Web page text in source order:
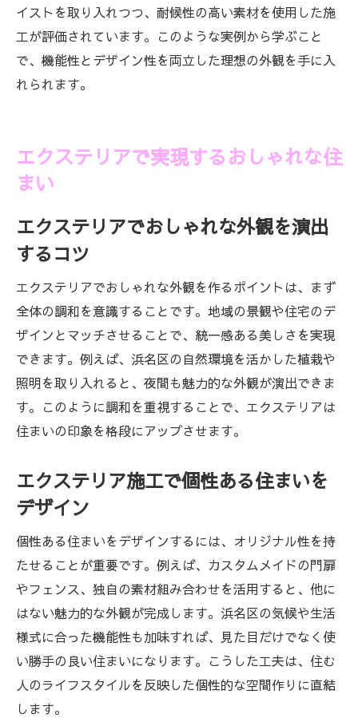
イストを取り入れつつ、耐候性の高い素材を使用した施
工が評価されています。このような実例から学ぶこと
で、機能性とデザイン性を両立した理想の外観を手に入
れられます。
エクステリアで実現するおしゃれな住
まい
エクステリアでおしゃれな外観を演出
するコツ
エクステリアでおしゃれな外観を作るポイントは、まず
全体の調和を意識することです。地域の景観や住宅のデ
ザインとマッチさせることで、統一感ある美しさを実現
できます。例えば、浜名区の自然環境を活かした植栽や
照明を取り入れると、夜間も魅力的な外観が演出できま
す。このように調和を重視することで、エクステリアは
住まいの印象を格段にアップさせます。
エクステリア施工で個性ある住まいを
デザイン
個性ある住まいをデザインするには、オリジナル性を持
たせることが重要です。例えば、カスタムメイドの門扉
やフェンス、独自の素材組み合わせを活用すると、他に
はない魅力的な外観が完成します。浜名区の気候や生活
様式に合った機能性も加味すれば、見た目だけでなく使
い勝手の良い住まいになります。こうした工夫は、住む
人のライフスタイルを反映した個性的な空間作りに直結
します。